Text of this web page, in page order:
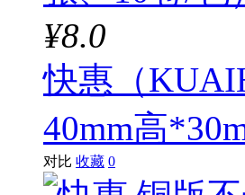
¥8.0
快惠（
40mm高
对比 收藏 0